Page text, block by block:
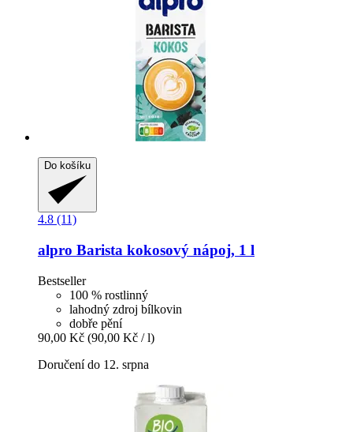
Do košíku
4.8 (11)
alpro Barista kokosový nápoj, 1 l
Bestseller
100 % rostlinný
lahodný zdroj bílkovin
dobře pění
90,00 Kč (90,00 Kč / l)
Doručení do 12. srpna